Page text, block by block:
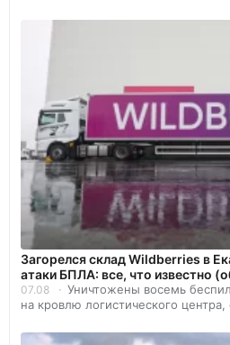
Загорелся склад Wildberries в
атаки БПЛА: все, что известно
07.08
Уничтожены восемь
на кровлю логистического